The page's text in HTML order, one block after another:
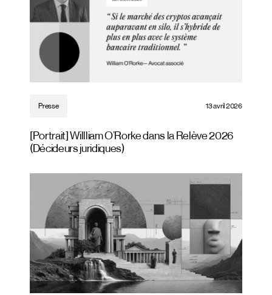
Presse 13 avril 2026
[Portrait] Willliam O’Rorke dans la Relève 2026
(Décideurs juridiques)